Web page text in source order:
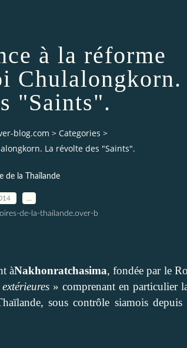
à la réforme
Chulalongkorn.
"Saints".
blog.com > Categories >
La révolte des "Saints".
de la Thaïlande
de-la-thailande.over-b
àNakhonratchasima, fondée par le
» comprenant en particulier
sous contrôle siamois depuis